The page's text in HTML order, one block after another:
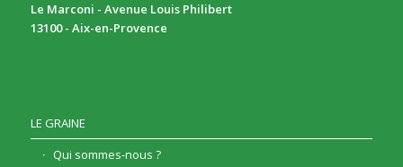
Le Marconi - Avenue Louis Philibert
13100 - Aix-en-Provence
LE GRAINE
Qui sommes-nous ?